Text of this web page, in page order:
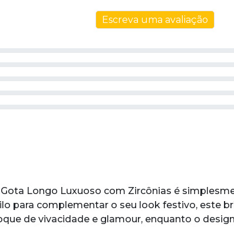
Escreva uma avaliação
Longo Luxuoso com Zircônias é
para complementar o seu look festivo, este
de vivacidade e glamour, enquanto o